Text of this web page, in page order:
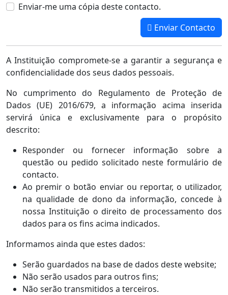
Enviar-me uma cópia deste contacto.
Enviar Contacto
A Instituição compromete-se a garantir a segurança e
confidencialidade dos seus dados pessoais.
No cumprimento do Regulamento de Proteção de
Dados (UE) 2016/679, a informação acima inserida
servirá única e exclusivamente para o propósito
descrito:
Responder ou fornecer informação sobre a
questão ou pedido solicitado neste formulário de
contacto.
Ao premir o botão enviar ou reportar, o utilizador,
na qualidade de dono da informação, concede à
nossa Instituição o direito de processamento dos
dados para os fins acima indicados.
Informamos ainda que estes dados:
Serão guardados na base de dados deste website;
Não serão usados para outros fins;
Não serão transmitidos a terceiros.